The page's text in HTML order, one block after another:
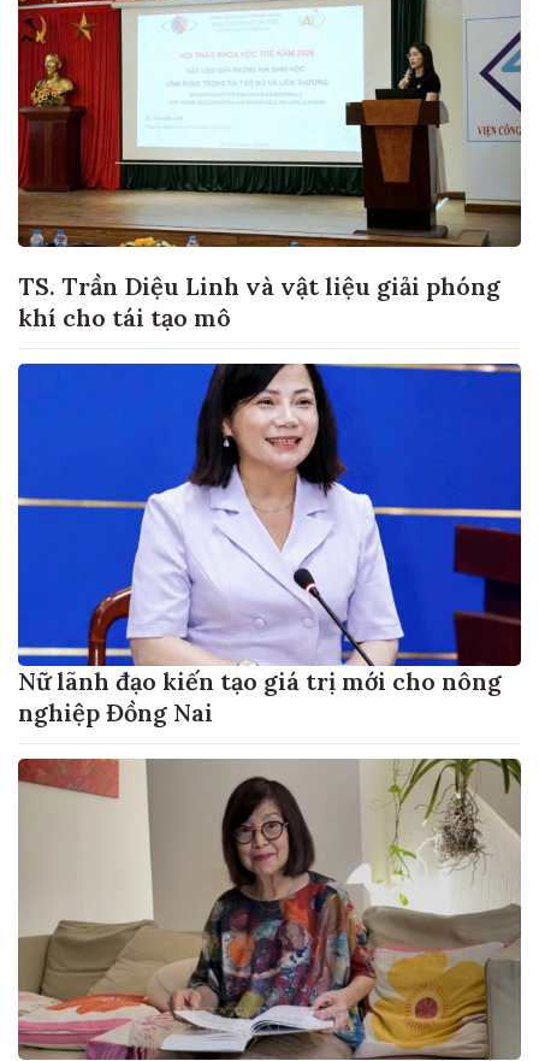
TS. Trần Diệu Linh và vật liệu giải phóng
khí cho tái tạo mô
Nữ lãnh đạo kiến tạo giá trị mới cho nông
nghiệp Đồng Nai